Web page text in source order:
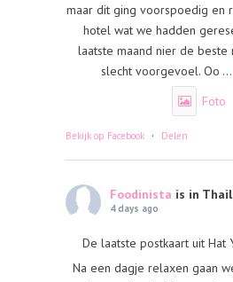
maar dit ging voorspoedig en
hotel wat we hadden
laatste maand nier de beste
slecht voorgevoel. Oo ...
Foto
Bekijk op Facebook · Delen
Foodinista is in
4 days ago
De laatste postkaart uit Hat
Na een dagje relaxen gaan